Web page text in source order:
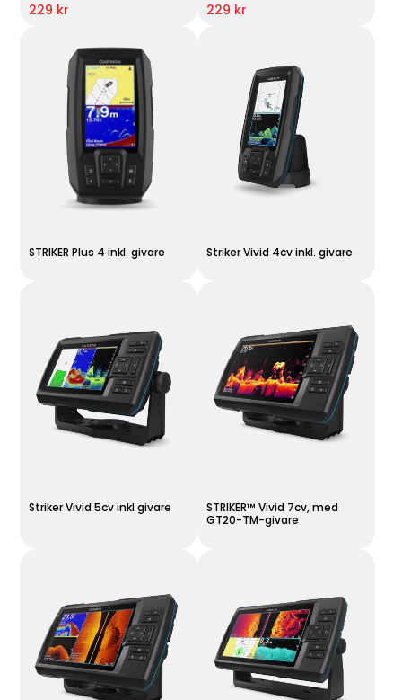
229 kr 229 kr
STRIKER Plus 4 inkl. givare Striker Vivid 4cv inkl. givare
Striker Vivid 5cv inkl givare
STRIKER™ Vivid 7cv, med
GT20-TM-givare